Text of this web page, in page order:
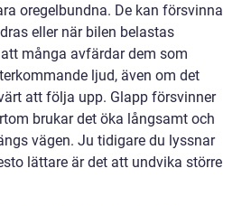
oregelbundna. De kan försvinna
eller när bilen belastas
många avfärdar dem som
ljud, även om det
att följa upp. Glapp försvinner
brukar det öka långsamt och
vägen. Ju tidigare du lyssnar
lättare är det att undvika större